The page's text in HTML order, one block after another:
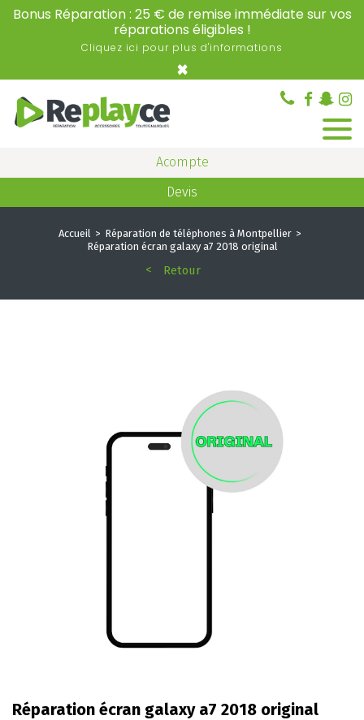
Bonus Réparation : 25 € de remise immédiate sur vos
réparations éligibles !
Cliquez ici pour plus d'informations
×
Acompte
Devis
Accueil
Réparation de téléphones à Montpellier
Réparation écran galaxy a7 2018 original
Retour
Réparation écran galaxy a7 2018 original